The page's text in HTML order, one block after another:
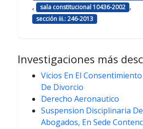
, sala constitucional 10436-2002 ,
sección iii.: 246-2013
Investigaciones más
Vicios En El
De Divorcio
Derecho Aeronautico
Suspension Disciplinaria
Abogados, En Sede